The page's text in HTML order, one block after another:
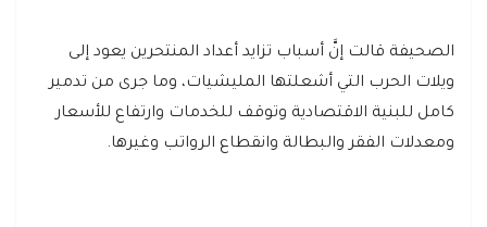
الصحيفة قالت إنَّ أسباب تزايد أعداد المنتحرين يعود إلى
ويلات الحرب التي أشعلتها المليشيات، وما جرى من تدمير
كامل للبنية الاقتصادية وتوقف للخدمات وارتفاع للأسعار
ومعدلات الفقر والبطالة وانقطاع الرواتب وغيرها.